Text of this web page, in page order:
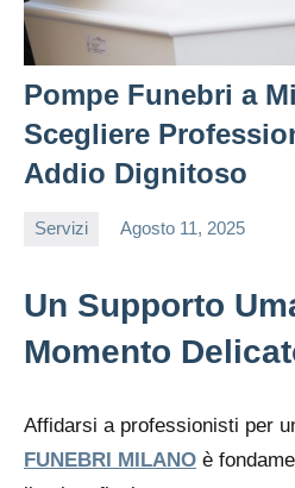
Pompe Funebri a
Scegliere
Addio Dignitoso
Servizi Agosto 11, 2025
Un Supporto
Momento
Affidarsi a professionisti per
FUNEBRI MILANO è